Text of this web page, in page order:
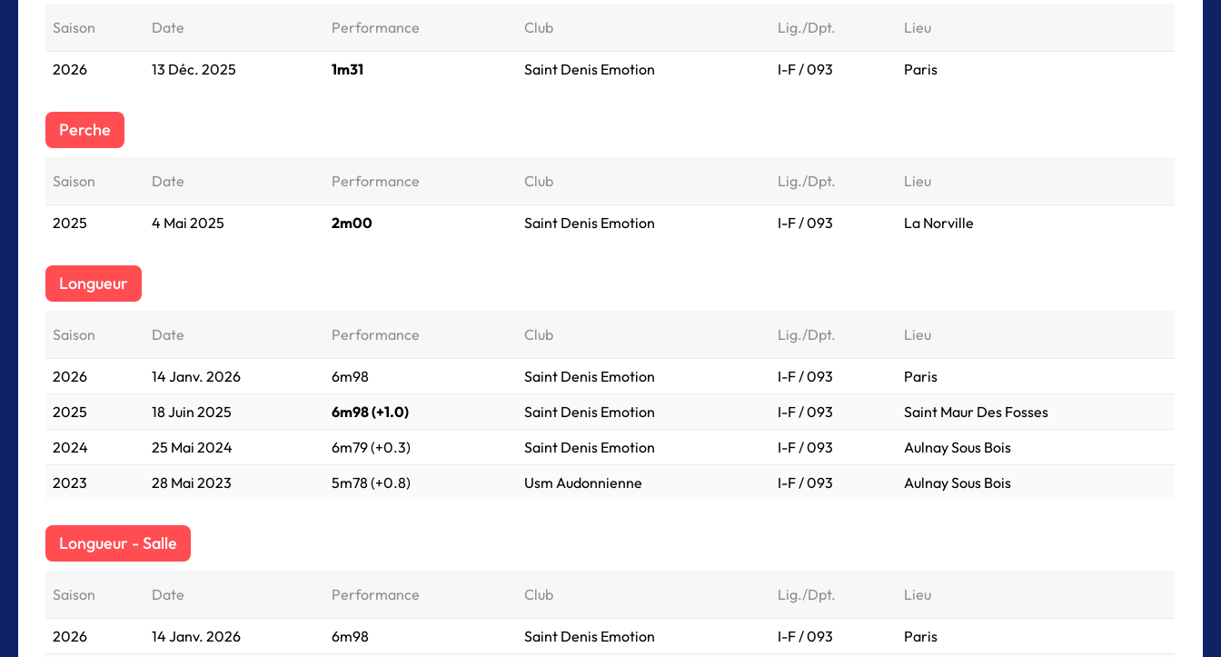
Saison Date Performance Club Lig./Dpt. Lieu
2026 13 Déc. 2025 1m31 Saint Denis Emotion I-F / 093 Paris
Perche
Saison Date Performance Club Lig./Dpt. Lieu
2025 4 Mai 2025 2m00 Saint Denis Emotion I-F / 093 La Norville
Longueur
Saison Date Performance Club Lig./Dpt. Lieu
2026 14 Janv. 2026 6m98 Saint Denis Emotion I-F / 093
Paris
2025
18 Juin 2025 6m98 (+1.0) Saint Denis Emotion I-F / 093
Saint Maur Des Fosses
2024
25 Mai 2024 6m79 (+0.3) Saint Denis Emotion I-F / 093
Aulnay Sous Bois
2023
28 Mai 2023 5m78 (+0.8) Usm Audonnienne I-F / 093 Aulnay Sous Bois
Longueur - Salle
Saison Date Performance Club Lig./Dpt. Lieu
2026 14 Janv. 2026 6m98 Saint Denis Emotion I-F / 093
Paris